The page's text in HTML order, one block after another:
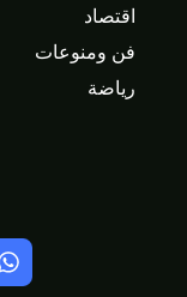
اقتصاد
فن ومنوعات
رياضة